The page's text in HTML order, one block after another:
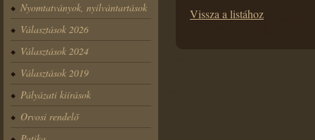
Nyomtatványok, nyilvántartások
Választások 2026
Választások 2024
Választások 2019
Pályázati kiírások
Orvosi rendelő
Vissza a listához